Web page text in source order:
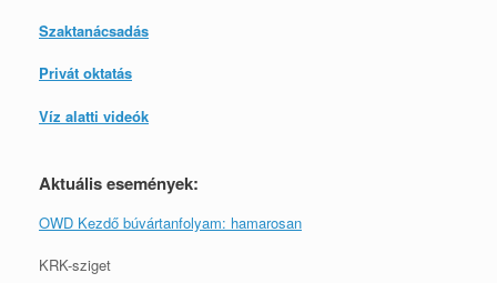
Szaktanácsadás
Privát oktatás
Víz alatti videók
Aktuális események:
OWD Kezdő búvártanfolyam: hamarosan
KRK-sziget